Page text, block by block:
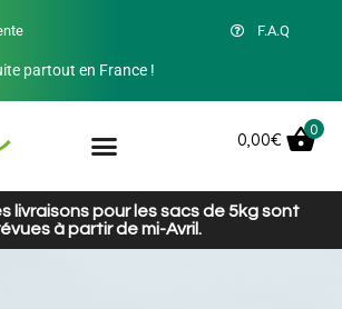
F.A.Q
partout en France !
0,00€
0
livraisons pour les sacs de 5kg sont
à partir de mi-Avril.